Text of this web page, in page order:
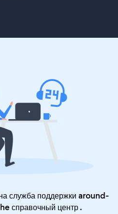
служба поддержки around-
справочный центр.